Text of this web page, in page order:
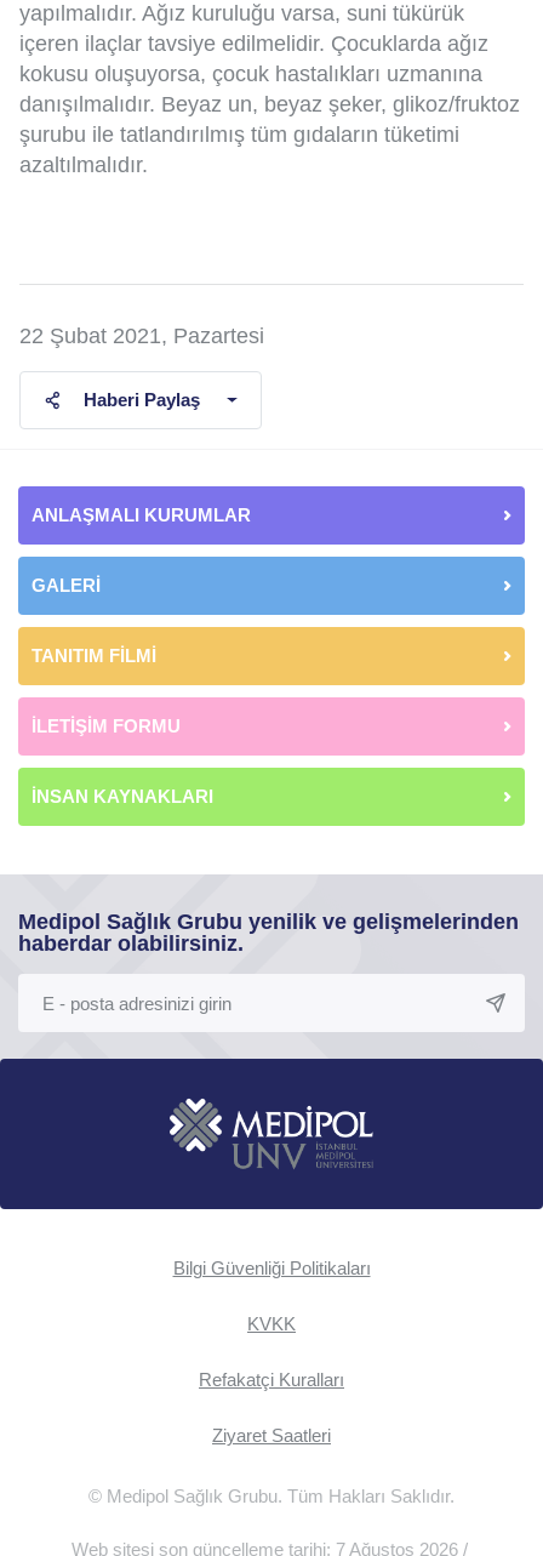
yapılmalıdır. Ağız kuruluğu varsa, suni tükürük
içeren ilaçlar tavsiye edilmelidir. Çocuklarda ağız
kokusu oluşuyorsa, çocuk hastalıkları uzmanına
danışılmalıdır. Beyaz un, beyaz şeker, glikoz/fruktoz
şurubu ile tatlandırılmış tüm gıdaların tüketimi
azaltılmalıdır.
22 Şubat 2021, Pazartesi
Haberi Paylaş
ANLAŞMALI KURUMLAR
GALERİ
TANITIM FİLMİ
İLETİŞİM FORMU
İNSAN KAYNAKLARI
Medipol Sağlık Grubu yenilik ve gelişmelerinden
haberdar olabilirsiniz.
Bilgi Güvenliği Politikaları
KVKK
Refakatçi Kuralları
Ziyaret Saatleri
© Medipol Sağlık Grubu. Tüm Hakları Saklıdır.
Web sitesi son güncelleme tarihi: 7 Ağustos 2026 /